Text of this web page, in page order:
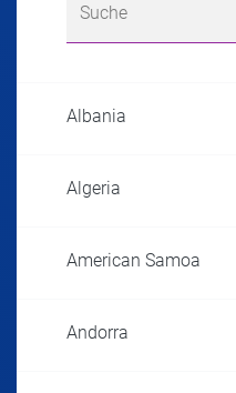
Albania
Algeria
American Samoa
Andorra